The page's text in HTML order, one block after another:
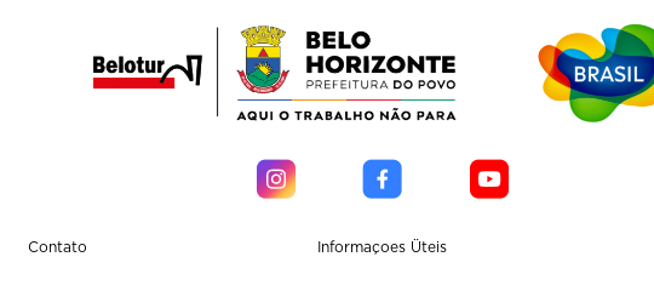
Contato Informaçoes Üteis